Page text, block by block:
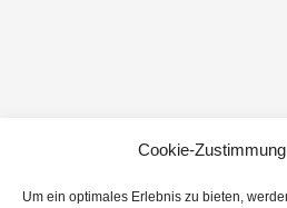
Cookie-
Um ein optimales Erlebnis zu bieten,